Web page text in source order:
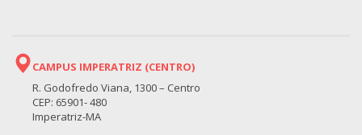
CAMPUS IMPERATRIZ (CENTRO)
R. Godofredo Viana, 1300 – Centro
CEP: 65901- 480
Imperatriz-MA